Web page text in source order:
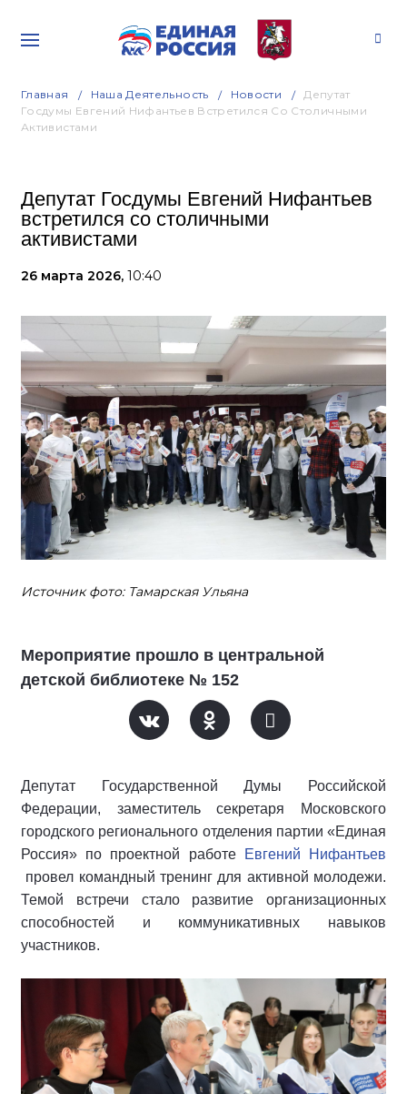
Главная Наша Деятельность Новости
Депутат
Госдумы Евгений Нифантьев Встретился Со Столичными
Активистами
Депутат Госдумы Евгений Нифантьев
встретился со столичными
активистами
26 марта 2026, 10:40
Источник фото: Тамарская Ульяна
Мероприятие прошло в центральной
детской библиотеке № 152
Депутат Государственной Думы Российской
Федерации, заместительсекретаря Московского
городского регионального отделения партии «Единая
Россия» по проектной работе
Евгений Нифантьев
провел командный тренинг для активной молодежи.
Темой встречи стало развитие организационных
способностей и коммуникативных навыков
участников.